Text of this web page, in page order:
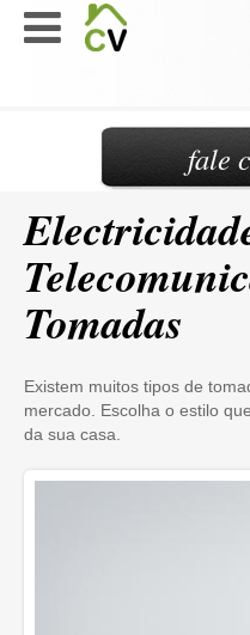
Tomadas
Existem muitos tipos de
mercado. Escolha o estilo
da sua casa.
fale